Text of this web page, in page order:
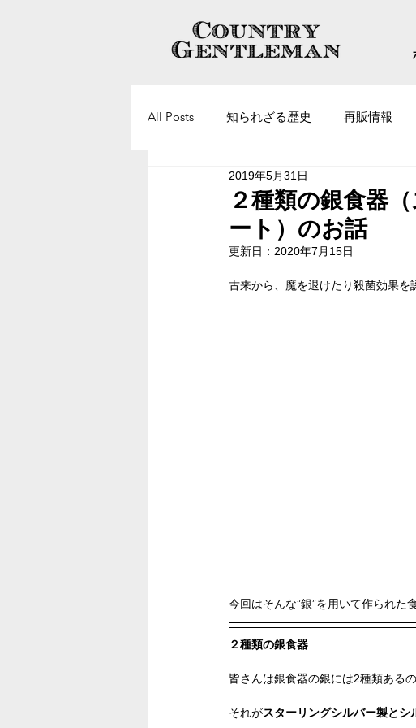
All Posts 知られざる歴史 再販情報
ヴィンテージアクセサリーについて
２種類の銀食器
ート）のお話
2019年5月31日
更新日： 2020年7月15日
古来から、魔を退けたり殺菌効果を
今回はそんな”銀”を用いて作られた
２種類の銀食器
皆さんは銀食器の銀には2種類ある
それがスターリングシルバー製と